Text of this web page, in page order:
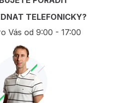
TELEFONICKY?
Vás od 9:00 - 17:00